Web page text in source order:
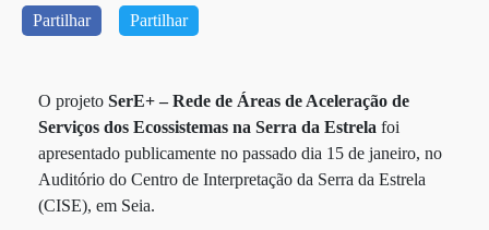
Partilhar Partilhar
O projeto SerE+ – Rede de Áreas de Aceleração de
Serviços dos Ecossistemas na Serra da Estrela foi
apresentado publicamente no passado dia 15 de janeiro, no
Auditório do Centro de Interpretação da Serra da Estrela
(CISE), em Seia.